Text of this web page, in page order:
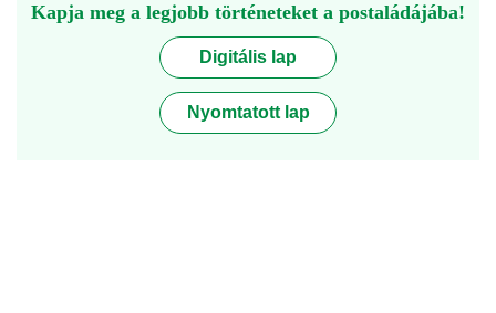
Kapja meg a legjobb történeteket a postaládájába!
Digitális lap
Nyomtatott lap